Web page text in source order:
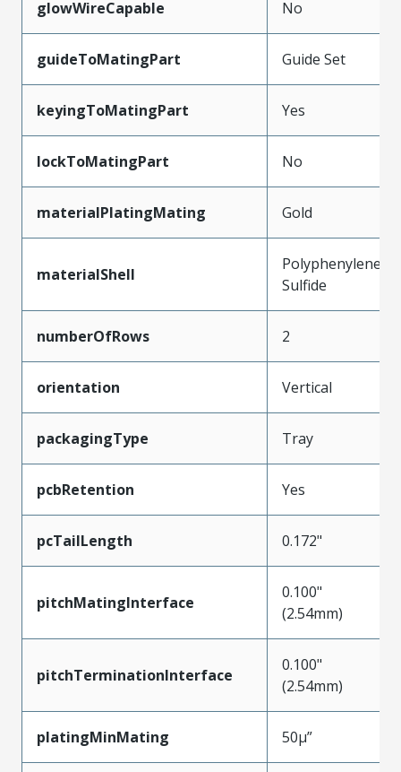
glowWireCapable No
guideToMatingPart Guide Set
keyingToMatingPart Yes
lockToMatingPart No
materialPlatingMating Gold
materialShell
Polyphenylene
Sulfide
numberOfRows 2
orientation Vertical
packagingType Tray
pcbRetention Yes
pcTailLength 0.172"
pitchMatingInterface
0.100"
(2.54mm)
pitchTerminationInterface
0.100"
(2.54mm)
platingMinMating 50µ”